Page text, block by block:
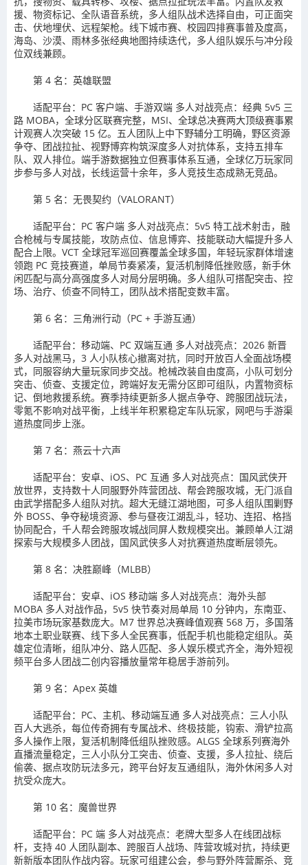
援、物资标记、全队语音系统，多人组队战术选择自由，可正面突
击、伏地埋伏、远程架枪。线下城市赛、校园四排赛事普及度高，
海岛、沙漠、雨林多张经典地图持续迭代，多人组队娱乐与冲分段
位双线兼顾。
第 4 名：英雄联盟
适配平台：PC 客户端、手游双端 多人对战亮点：经典 5v5 三
路 MOBA，全球分区联赛完整，MSI、全球总决赛两大顶级赛事累
计观赛人次突破 15 亿。五人团队上中下野辅分工明确，野区资源
争夺、团战拉扯、视野博弈构筑深度多人对抗体系，支持五排车
队、双人排位。端手游数据独立但赛事体系互通，全球亿万玩家同
步参与多人对战，长线运营十余年，多人竞技生态成熟无竞品。
第 5 名：无畏契约（VALORANT）
适配平台：PC 客户端 多人对战亮点：5v5 特工战术射击，融
合枪械与专属技能，攻防点位、信息博弈、技能联动大幅提升多人
配合上限。VCT 全球冠军巡回赛覆盖全球多国，年轻玩家群体增速
领跑 PC 竞技赛道，单局节奏紧凑，复活机制降低挫败感，新手休
闲匹配与高分高强度多人对局分层明确。多人组队可搭配突击、控
场、治疗、侦查不同特工，团队战术搭配变数丰富。
第 6 名：三角洲行动（PC + 手游互通）
适配平台：移动端、PC 双端互通 多人对战亮点：2026 新晋
多人对战黑马，3 人小队核心撤离对抗，同时开放百人全面战场模
式，同服容纳大量玩家同步交战。枪械改装自由度高，小队可划分
突击、侦查、支援定位，跨端好友无需分区即可组队，内置物资标
记、倒地救援系统。赛季持续更新多人据点争夺、跨服团战玩法，
零氪不影响对战平衡，上线半年积累稳定车队玩家，网吧与手游渠
道热度同步上涨。
第 7 名：燕云十六声
适配平台：安卓、iOS、PC 互通 多人对战亮点：国风武侠开
放世界，支持数十人同服野外阵营团战、帮会跨服攻城，无门派自
由武学搭配多人组队对抗。超大无缝江湖地图，可多人组队围剿野
外 BOSS、争夺秘境资源、参与昼夜江湖乱斗，轻功、连招、格挡
协同配合，千人帮会跨服攻城战同屏人数规模突出。兼顾单人江湖
探索与大规模多人团战，国风武侠多人对抗赛道热度断层领先。
第 8 名：决胜巅峰（MLBB）
适配平台：安卓、iOS 移动端 多人对战亮点：海外头部
MOBA 多人对战作品，5v5 快节奏对局单局 10 分钟内，东南亚、
拉美市场玩家基数庞大。M7 世界总决赛峰值观赛 568 万，多国落
地本土职业联赛、线下多人全民赛事，低配手机也能稳定组队。英
雄定位清晰，组队冲分、路人匹配、多人娱乐模式齐全，海外短视
频平台多人团战二创内容播放量常年稳居手游前列。
第 9 名：Apex 英雄
适配平台：PC、主机、移动端互通 多人对战亮点：三人小队
百人大逃杀，每位传奇拥有专属战术、终极技能，钩索、滑铲拉高
多人操作上限，复活机制降低组队挫败感。ALGS 全球系列赛海外
直播流量稳定，三人小队分工突击、侦查、支援，多人拉扯、绕后
偷袭、据点攻防玩法多元，跨平台好友互通组队，海外休闲多人对
抗受众庞大。
第 10 名：魔兽世界
适配平台：PC 端 多人对战亮点：老牌大型多人在线团战标
杆，支持 40 人团队副本、跨服百人战场、阵营攻城对抗，持续更
新新版本团队作战内容。玩家可组建公会，参与野外阵营厮杀、竞